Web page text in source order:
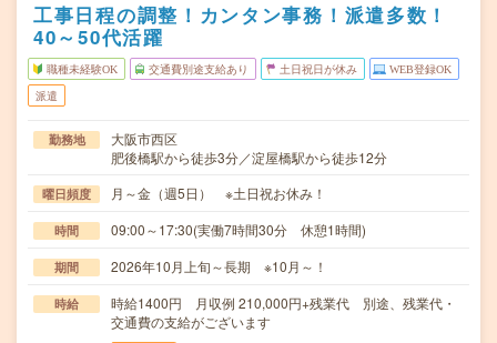
工事日程の調整！カンタン事務！派遣多数！
40～50代活躍
職種未経験OK 交通費別途支給あり 土日祝日が休み WEB登録OK
派遣
勤務地
大阪市西区
肥後橋駅から徒歩3分／淀屋橋駅から徒歩12分
曜日頻度 月～金（週5日） ※土日祝お休み！
時間 09:00～17:30(実働7時間30分 休憩1時間)
期間 2026年10月上旬～長期 ※10月～！
時給
時給1400円 月収例 210,000円+残業代 別途、残業代・
交通費の支給がございます